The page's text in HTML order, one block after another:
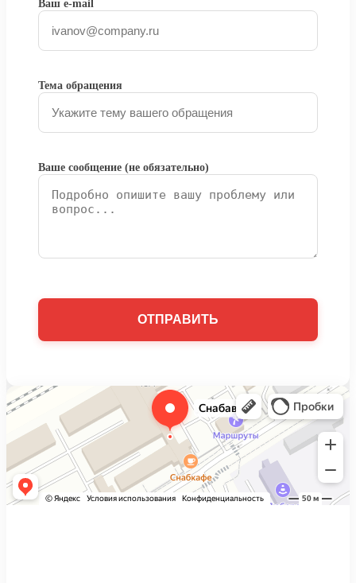
Ваш e-mail
Тема обращения
Ваше сообщение (не обязательно)